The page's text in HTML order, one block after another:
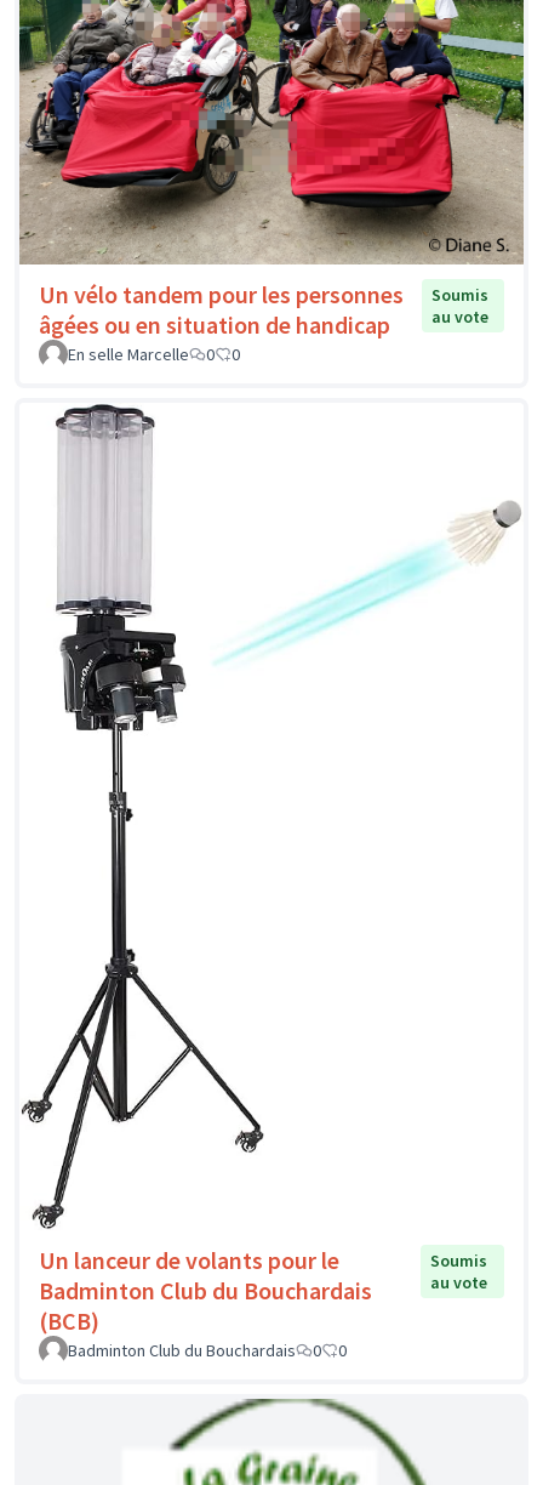
Un vélo tandem pour les personnes
âgées ou en situation de handicap
Soumis
au vote
En selle Marcelle
0 0
Un lanceur de volants pour le
Badminton Club du Bouchardais
(BCB)
Soumis
au vote
Badminton Club du Bouchardais 0 0